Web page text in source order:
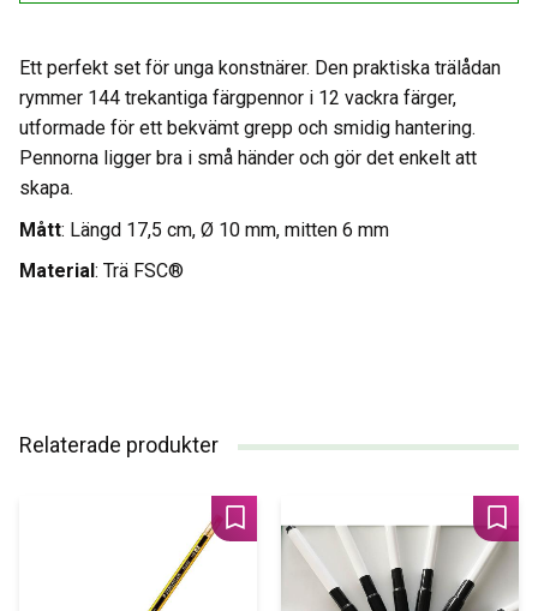
Ett perfekt set för unga konstnärer. Den praktiska trälådan
rymmer 144 trekantiga färgpennor i 12 vackra färger,
utformade för ett bekvämt grepp och smidig hantering.
Pennorna ligger bra i små händer och gör det enkelt att
skapa.
Mått: Längd 17,5 cm, Ø 10 mm, mitten 6 mm
Material : Trä FSC®
Relaterade produkter
Lägg till i favoriter